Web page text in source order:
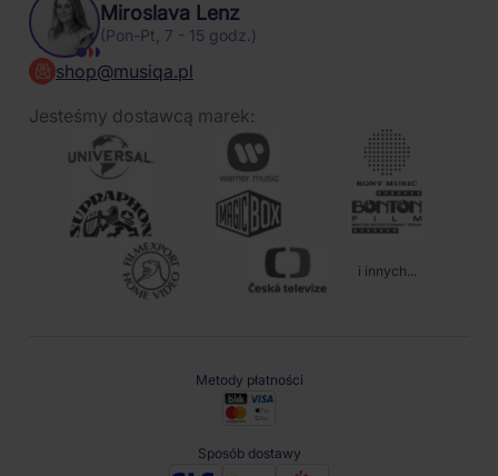
Miroslava Lenz
(Pon-Pt, 7 - 15 godz.)
shop@musiqa.pl
Jesteśmy dostawcą marek:
i innych...
Metody płatności
Sposób dostawy